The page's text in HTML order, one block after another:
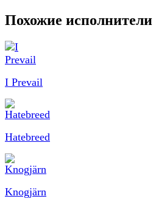
Похожие исполнители
I Prevail
Hatebreed
Knogjärn